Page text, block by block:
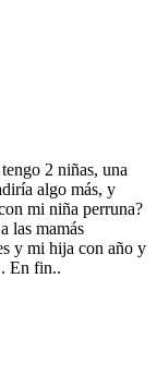
2 niñas, una
algo más, y
mi niña perruna?
las mamás
y mi hija con año y
En fin..